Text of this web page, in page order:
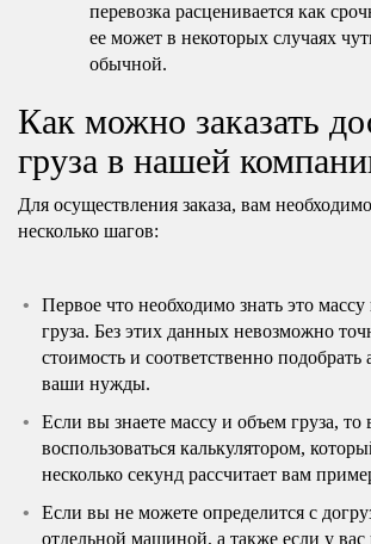
перевозка расценивается как
ее может в некоторых случаях
обычной.
Как можно заказать
груза в нашей
Для осуществления заказа, вам
несколько шагов:
Первое что необходимо знать это
груза. Без этих данных невозможно
стоимость и соответственно
ваши нужды.
Если вы знаете массу и объем груза, то
воспользоваться калькулятором,
несколько секунд рассчитает вам
Если вы не можете определится с
отдельной машиной, а также если у вас